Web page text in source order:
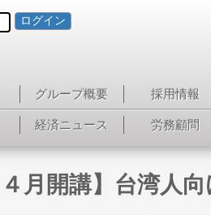
ログイン
グループ概要 採用情報
経済ニュース 労務顧問
月開講】台湾人